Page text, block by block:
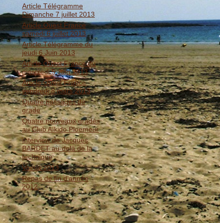
Article Télégramme
Dimanche 7 juillet 2013
Article Ouest France
samedi 6 juillet 2013
Article Télégramme du
jeudi 6 Juin 2013
Article Ouest France du
mercredi 5 Juin 2013
Article Ouest France
vendredi 8 mars 2013
Quatre passages de
grade
Quatre nouveaux gradés
au Club Aïkido Ploemeur
Interview de Jacques
BARDET au-delà de la
technique
Voeux 2013
Repas de fin d'année
2012